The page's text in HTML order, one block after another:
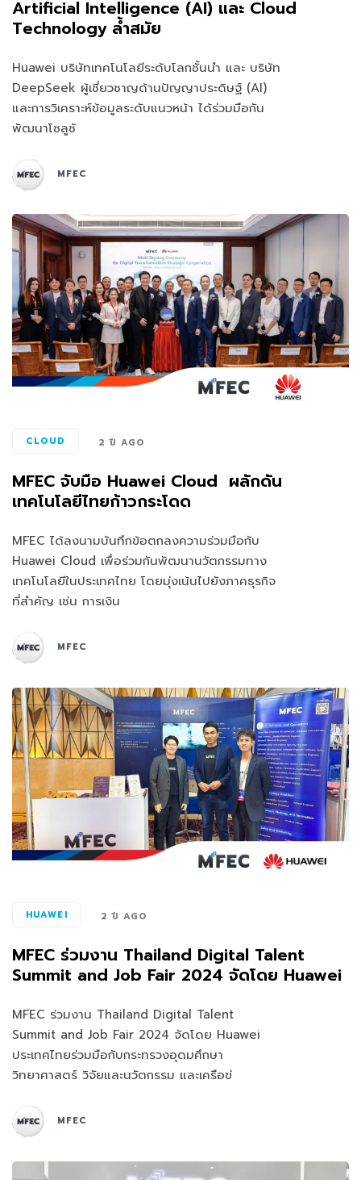
Artificial Intelligence (AI) และ Cloud
Technology ล้ำสมัย
Huawei บริษัทเทคโนโลยีระดับโลกชั้นนำ และ บริษัท
DeepSeek ผู้เชี่ยวชาญด้านปัญญาประดิษฐ์ (AI)
และการวิเคราะห์ข้อมูลระดับแนวหน้า ได้ร่วมมือกัน
พัฒนาโซลูชั
MFEC
CLOUD 2 ปี AGO
MFEC จับมือ Huawei Cloud ผลักดัน
เทคโนโลยีไทยก้าวกระโดด
MFEC ได้ลงนามบันทึกข้อตกลงความร่วมมือกับ
Huawei Cloud เพื่อร่วมกันพัฒนานวัตกรรมทาง
เทคโนโลยีในประเทศไทย โดยมุ่งเน้นไปยังภาคธุรกิจ
ที่สำคัญ เช่น การเงิน
MFEC
HUAWEI 2 ปี AGO
MFEC ร่วมงาน Thailand Digital Talent
Summit and Job Fair 2024 จัดโดย Huawei
MFEC ร่วมงาน Thailand Digital Talent
Summit and Job Fair 2024 จัดโดย Huawei
ประเทศไทยร่วมมือกับกระทรวงอุดมศึกษา
วิทยาศาสตร์ วิจัยและนวัตกรรม และเครือข่
MFEC